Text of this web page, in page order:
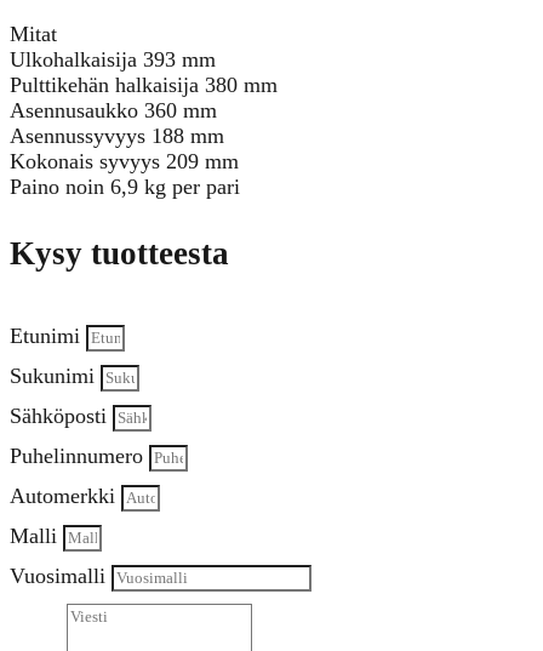
Mitat
Ulkohalkaisija 393 mm
Pulttikehän halkaisija 380 mm
Asennusaukko 360 mm
Asennussyvyys 188 mm
Kokonais syvyys 209 mm
Paino noin 6,9 kg per pari
Kysy tuotteesta
Etunimi
Sukunimi
Sähköposti
Puhelinnumero
Automerkki
Malli
Vuosimalli